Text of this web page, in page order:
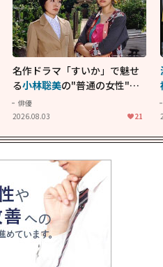
名作ドラマ「すいか」で魅せ
る小林聡美の"普通の女性"が
大人に刺さる...映画「かもめ
食堂」にも通じる静かな芝居
俳優
2026.08.03
21